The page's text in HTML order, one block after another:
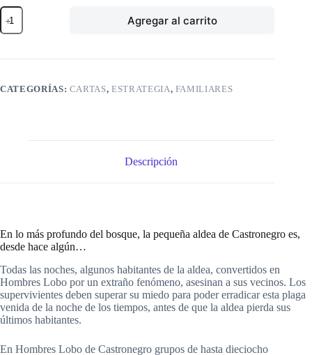
Los
hombres
lobo
Castronegro
Agregar al carrito
CATEGORÍAS: CARTAS,ESTRATEGIA, FAMILIARES
Descripción
En lo más profundo del bosque, la pequeña aldea de Castronegro es,
desde hace algún…
Todas las noches, algunos habitantes de la aldea, convertidos en
Hombres Lobo por un extraño fenómeno, asesinan a sus vecinos. Los
supervivientes deben superar su miedo para poder erradicar esta plaga
venida de la noche de los tiempos, antes de que la aldea pierda sus
últimos habitantes.
En Hombres Lobo de Castronegro grupos de hasta dieciocho